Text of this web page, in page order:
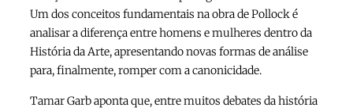
Um dos conceitos fundamentais na obra de Pollock é
analisar a diferença entre homens e mulheres dentro da
História da Arte, apresentando novas formas de análise
para, finalmente, romper com a canonicidade.
Tamar Garb aponta que, entre muitos debates da história